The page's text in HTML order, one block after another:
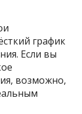
график
Если вы
возможно,